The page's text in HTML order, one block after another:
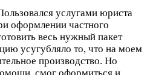
услугами юриста
оформлении частного
весь нужный пакет
усугубляло то, что на моем
производство. Но